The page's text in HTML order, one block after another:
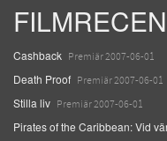
Cashback Premiär 2007-06-01
Death Proof Premiär 2007-06-01
Stilla liv Premiär 2007-06-01
Pirates of the Caribbean: Vid